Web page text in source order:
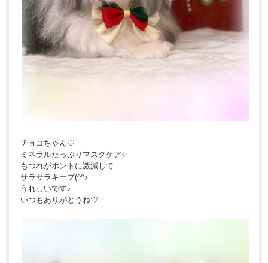
チョコちゃん♡
ミネラルたっぷりマスクケア✨
もつれがホントに激減して
サラサラキープ(^^♪
うれしいです♪
いつもありがとうね♡